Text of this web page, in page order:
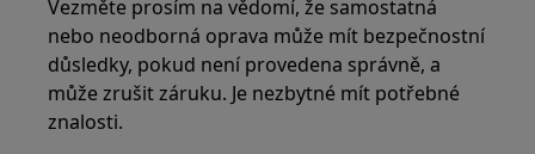
Vezměte prosím na vědomí, že samostatná
nebo neodborná oprava může mít bezpečnostní
důsledky, pokud není provedena správně, a
může zrušit záruku. Je nezbytné mít potřebné
znalosti.